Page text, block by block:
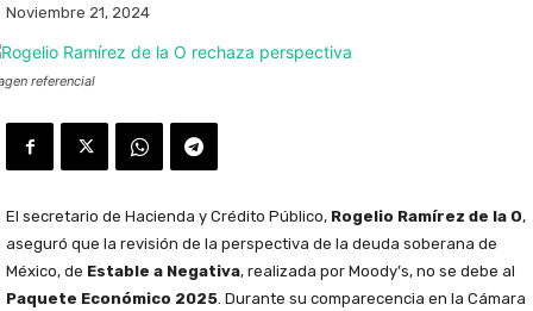
Noviembre 21, 2024
referencial
El secretario de Hacienda y Crédito Público, Rogelio Ramírez de la O,
aseguró que la revisión de la perspectiva de la deuda soberana de
México, de Estable a Negativa, realizada por Moody’s, no se debe al
Paquete Económico 2025. Durante su comparecencia en la Cámara